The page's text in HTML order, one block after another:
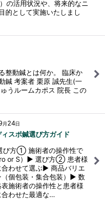
の活用状況や、将来的なニ
的として実施いたしまし
整動鍼とは何か。 臨床か
鍼 考案者 栗原 誠先生(一
うルームカポス 院長 この
月 24日
スポ鍼選び方ガイド
び方① 施術者の操作性で
or S）▶ 選び方② 患者様
合わせて選ぶ▶ 商品バリエ
（個包装・集合包装）▶ 数
施術者の操作性と患者様
合わせた最適な…